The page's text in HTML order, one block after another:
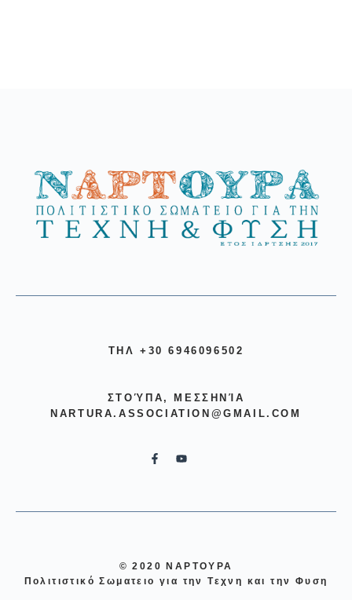
ΤΗΛ +30 6946096502
ΣΤΟΎΠΑ, ΜΕΣΣΗΝΊΑ
NARTURA.ASSOCIATION@GMAIL.COM
© 2020 ΝΑΡΤΟΥΡΑ
Πολιτιστικό Σωματειο για την Τεχνη και την Φυση